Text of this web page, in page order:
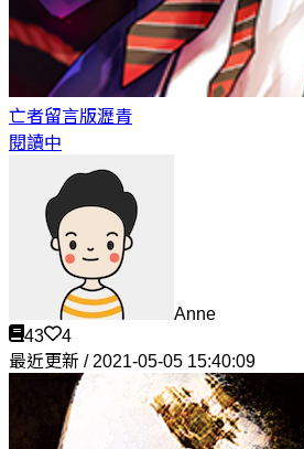
亡者留言版瀝青
閱讀中
Anne
43
4
最近更新 / 2021-05-05 15:40:09